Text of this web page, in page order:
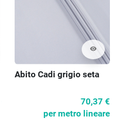
visibility
Abito Cadi grigio seta
70,37 €
per metro lineare